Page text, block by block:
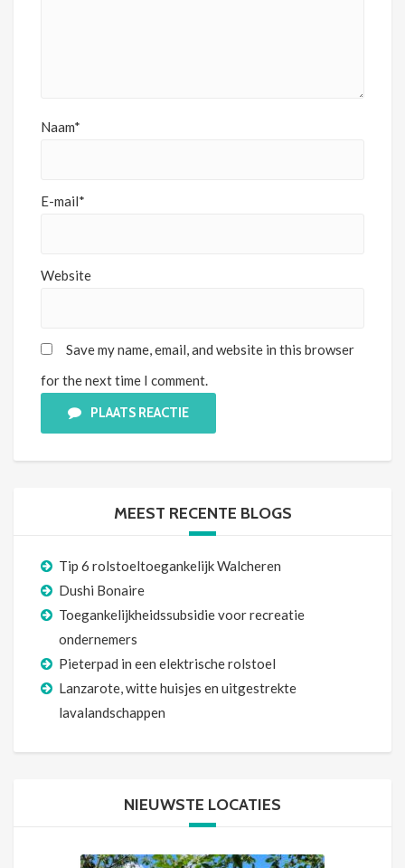
Naam*
E-mail*
Website
Save my name, email, and website in this browser
for the next time I comment.
PLAATS REACTIE
MEEST RECENTE BLOGS
Tip 6 rolstoeltoegankelijk Walcheren
Dushi Bonaire
Toegankelijkheidssubsidie voor recreatie
ondernemers
Pieterpad in een elektrische rolstoel
Lanzarote, witte huisjes en uitgestrekte
lavalandschappen
NIEUWSTE LOCATIES